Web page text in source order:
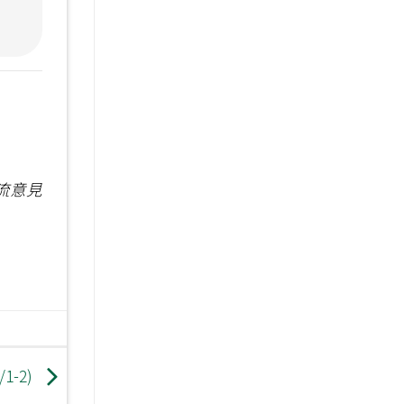
意見
2)